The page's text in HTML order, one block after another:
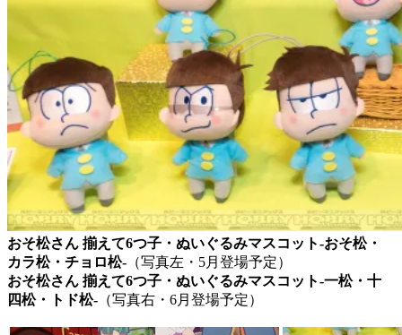
おそ松さん 揃えて6つ子・ぬいぐるみマスコット-おそ松・
カラ松・チョロ松- （写真左・5月登場予定）
おそ松さん 揃えて6つ子・ぬいぐるみマスコット-一松・十
四松・トド松- （写真右・6月登場予定）